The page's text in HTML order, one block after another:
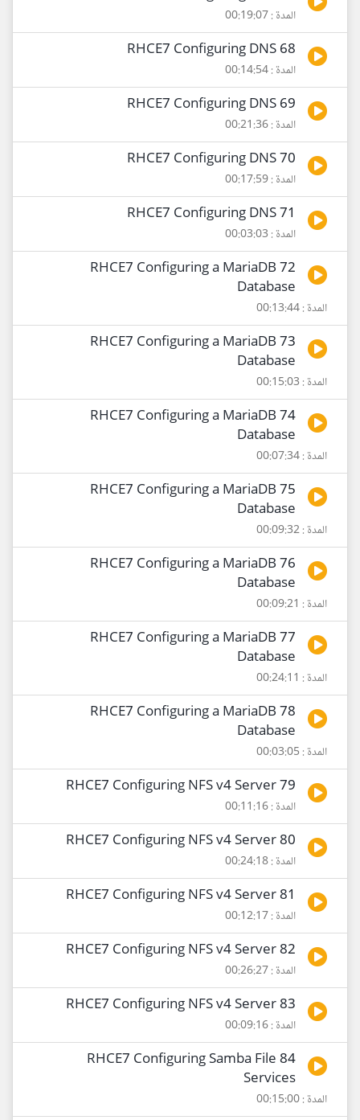
المدة : 00:19:07
68 RHCE7 Configuring DNS
المدة : 00:14:54
69 RHCE7 Configuring DNS
المدة : 00:21:36
70 RHCE7 Configuring DNS
المدة : 00:17:59
71 RHCE7 Configuring DNS
المدة : 00:03:03
72 RHCE7 Configuring a MariaDB
Database
المدة : 00:13:44
73 RHCE7 Configuring a MariaDB
Database
المدة : 00:15:03
74 RHCE7 Configuring a MariaDB
Database
المدة : 00:07:34
75 RHCE7 Configuring a MariaDB
Database
المدة : 00:09:32
76 RHCE7 Configuring a MariaDB
Database
المدة : 00:09:21
77 RHCE7 Configuring a MariaDB
Database
المدة : 00:24:11
78 RHCE7 Configuring a MariaDB
Database
المدة : 00:03:05
79 RHCE7 Configuring NFS v4 Server
المدة : 00:11:16
80 RHCE7 Configuring NFS v4 Server
المدة : 00:24:18
81 RHCE7 Configuring NFS v4 Server
المدة : 00:12:17
82 RHCE7 Configuring NFS v4 Server
المدة : 00:26:27
83 RHCE7 Configuring NFS v4 Server
المدة : 00:09:16
84 RHCE7 Configuring Samba File
Services
المدة : 00:15:00